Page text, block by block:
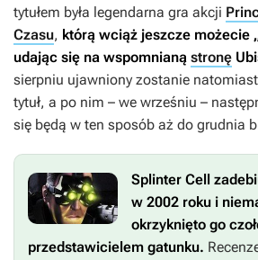
tytułem była legendarna gra akcji
Czasu, którą wciąż jeszcze możecie
udając się na wspomnianą stronę
sierpniu ujawniony zostanie
tytuł, a po nim – we wrześniu –
się będą w ten sposób aż do grudnia
Splinter Cell
w 2002 roku i
okrzyknięto go
przedstawicielem gatunku.